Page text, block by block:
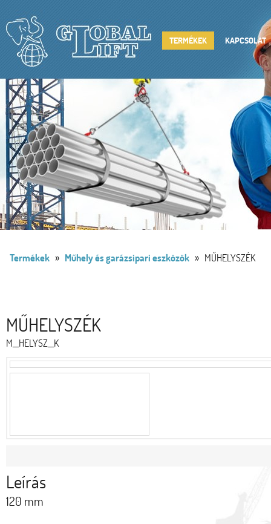
TERMÉKEK KAPCSOLAT
Termékek » Műhely és garázsipari eszközök » MŰHELYSZÉK
MŰHELYSZÉK
M__HELYSZ__K
Leírás
120 mm